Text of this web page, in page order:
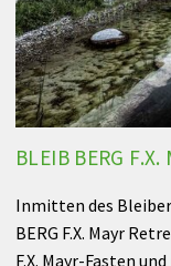
BLEIB BERG
Inmitten des
BERG F.X. Mayr
F.X. Mayr-Fasten